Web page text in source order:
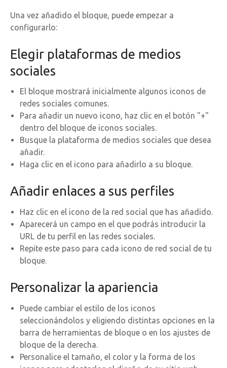
Una vez añadido el bloque, puede empezar a
configurarlo:
Elegir plataformas de medios
sociales
El bloque mostrará inicialmente algunos iconos de
redes sociales comunes.
Para añadir un nuevo icono, haz clic en el botón "+"
dentro del bloque de iconos sociales.
Busque la plataforma de medios sociales que desea
añadir.
Haga clic en el icono para añadirlo a su bloque.
Añadir enlaces a sus perfiles
Haz clic en el icono de la red social que has añadido.
Aparecerá un campo en el que podrás introducir la
URL de tu perfil en las redes sociales.
Repite este paso para cada icono de red social de tu
bloque.
Personalizar la apariencia
Puede cambiar el estilo de los iconos
seleccionándolos y eligiendo distintas opciones en la
barra de herramientas de bloque o en los ajustes de
bloque de la derecha.
Personalice el tamaño, el color y la forma de los